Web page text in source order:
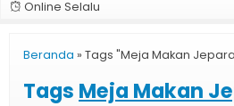
Online Selalu
Beranda » Tags "Meja Makan
Tags Meja Makan